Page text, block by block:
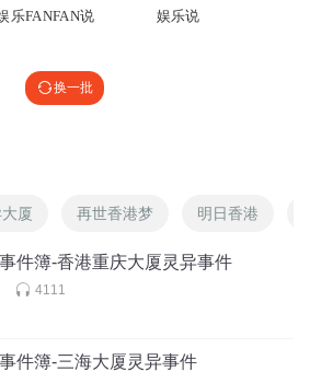
乐FANFAN说 娱乐说
换一批
厦 再世香港梦 明日香港
件簿-香港重庆大厦灵异事件
4111
件簿-三海大厦灵异事件